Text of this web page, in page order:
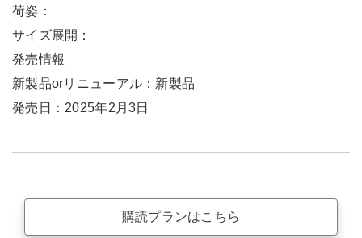
荷姿：
サイズ展開：
発売情報
新製品orリニューアル：新製品
発売日：2025年2月3日
購読プランはこちら